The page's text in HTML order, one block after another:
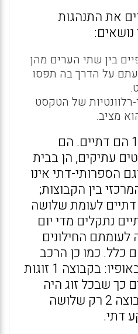
את התנהגות
בין שתי הערים מהן
על הדרך בה תפסו
רלוונטיות של הטקסט
מציב.
רוב המורים מקבוצה 1 הם דתיים. הם
עתיקים, הן בבית
הספרותי-דתי אינו
בין הקבוצות;
תשעה דתיים לעומת שלושה
2. הדתיים נתקלים מדי יום
החילונים
כלל. כמו כן הרכב
החברותא היה שונה באופיו: בקבוצה 1 זוגות
כך שבכל זוג היה
לפחות דתי אחד. בקבוצה 2 רק שלושה
דתי.